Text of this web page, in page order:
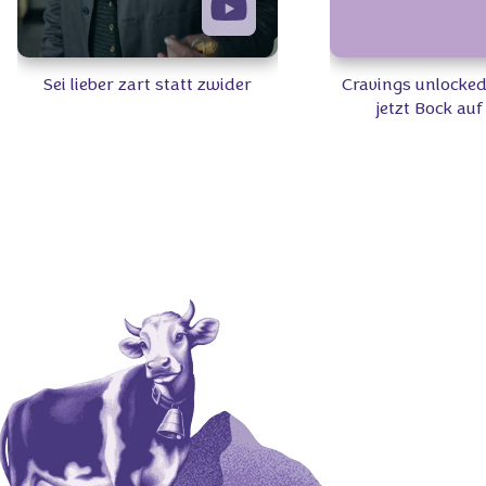
Sei lieber zart statt zwider
Cravings
jetzt Bock